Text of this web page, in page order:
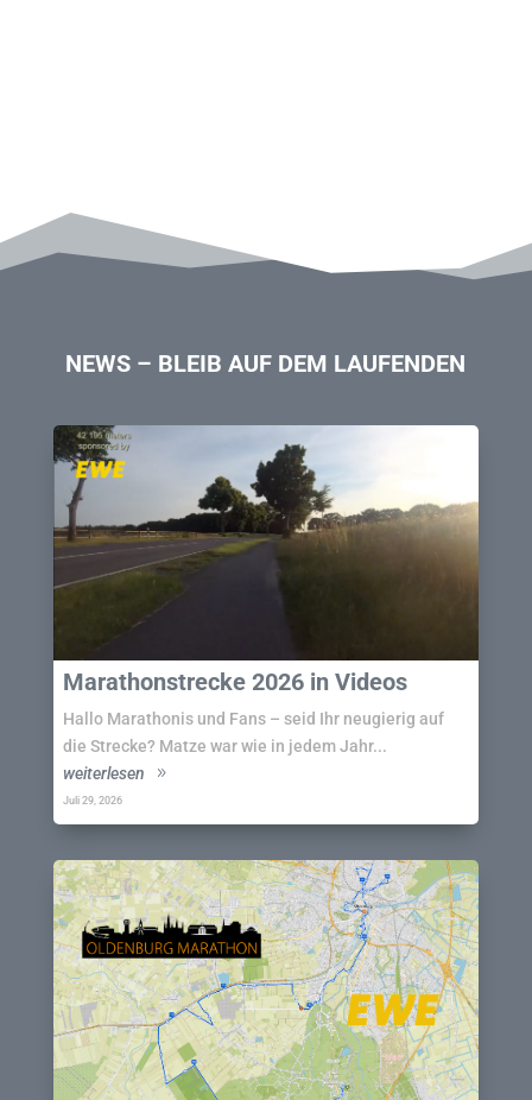
NEWS – BLEIB AUF DEM LAUFENDEN
Marathonstrecke 2026 in Videos
Hallo Marathonis und Fans – seid Ihr neugierig auf
die Strecke? Matze war wie in jedem Jahr...
weiterlesen
Juli 29, 2026